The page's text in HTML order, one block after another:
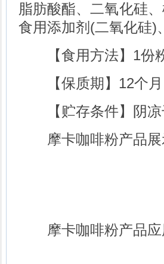
脂肪酸酯、二氧化硅
食用添加剂(二氧化硅)
【食用方法】1份
【保质期】12个月
【贮存条件】阴凉
摩卡咖啡粉产品展
摩卡咖啡粉产品应